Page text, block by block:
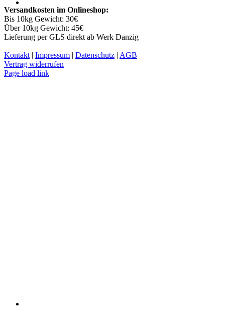
Versandkosten im Onlineshop:
Bis 10kg Gewicht: 30€
Über 10kg Gewicht: 45€
Lieferung per GLS direkt ab Werk Danzig
Kontakt | Impressum | Datenschutz | AGB
Vertrag widerrufen
Facebook
YouTube
Instagram
Page load link